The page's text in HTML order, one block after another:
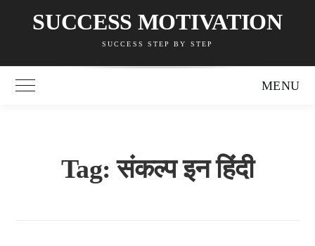
SUCCESS MOTIVATION
SUCCESS STEP BY STEP
Toggle Main Menu MENU
Tag:संकल्प इन हिंदी